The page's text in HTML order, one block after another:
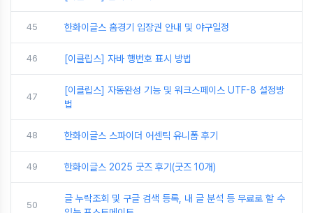
45 한화이글스 홈경기 입장권 안내 및 야구일정
46 [이클립스] 자바 행번호 표시 방법
47
[이클립스] 자동완성 기능 및 워크스페이스 UTF-8 설정방
법
48 한화이글스 스파이더 어센틱 유니폼 후기
49 한화이글스 2025 굿즈 후기(굿즈 10개)
50
글 누락조회 및 구글 검색 등록, 내 글 분석 등 무료로 할 수